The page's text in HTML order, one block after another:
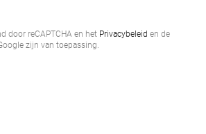
door reCAPTCHA en het Privacybeleid en de
zijn van toepassing.